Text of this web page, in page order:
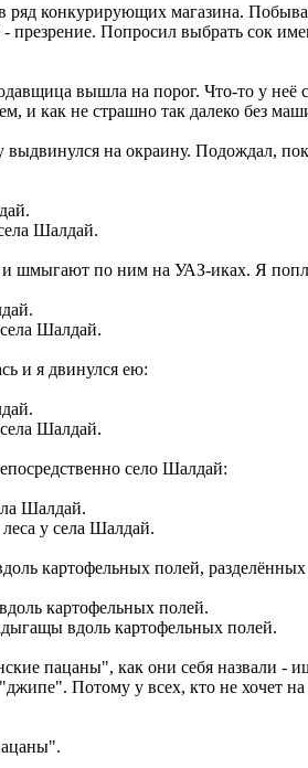
ряд конкурирующих магазина.
презрение. Попросил выбрать сок
вышла на порог. Что-то у неё
и как не страшно так далеко без
на окраину. Подождал,
Шалдай.
шмыгают по ним на УАЗ-иках. Я
Шалдай.
и я двинулся ею:
Шалдай.
село Шалдай:
у села Шалдай.
картофельных полей,
вдоль картофельных полей.
пацаны", как они себя назвали -
Потому у всех, кто не хочет